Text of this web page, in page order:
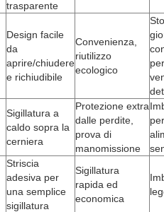
trasparente
Design facile
da
aprire/chiudere
e richiudibile
Convenienza,
riutilizzo
ecologico
Sigillatura a
caldo sopra la
cerniera
Protezione extra
dalle perdite,
prova di
manomissione
Striscia
adesiva per
una semplice
sigillatura
Sigillatura
rapida ed
economica